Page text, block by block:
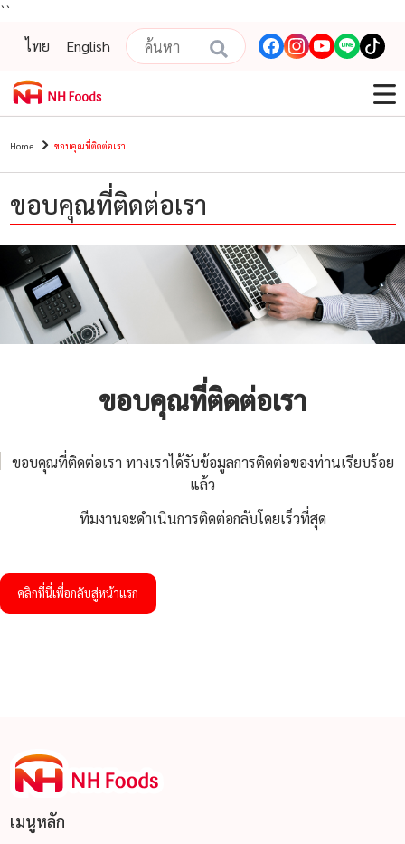
``
ไทย
English
Home ขอบคุณที่ติดต่อเรา
ขอบคุณที่ติดต่อเรา
ขอบคุณที่ติดต่อเรา
ขอบคุณที่ติดต่อเรา ทางเราได้รับข้อมูลการติดต่อของท่านเรียบร้อย
แล้ว
ทีมงานจะดําเนินการติดต่อกลับโดยเร็วที่สุด
คลิกที่นี่เพื่อกลับสู่หน้าแรก
เมนูหลัก